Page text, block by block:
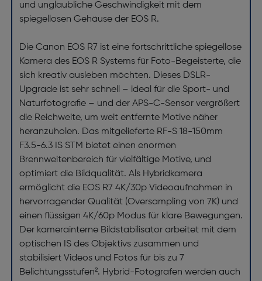
und unglaubliche Geschwindigkeit mit dem
spiegellosen Gehäuse der EOS R.
Die Canon EOS R7 ist eine fortschrittliche spiegellose
Kamera des EOS R Systems für Foto-Begeisterte, die
sich kreativ ausleben möchten. Dieses DSLR-
Upgrade ist sehr schnell – ideal für die Sport- und
Naturfotografie – und der APS-C-Sensor vergrößert
die Reichweite, um weit entfernte Motive näher
heranzuholen. Das mitgelieferte RF-S 18-150mm
F3.5-6.3 IS STM bietet einen enormen
Brennweitenbereich für vielfältige Motive, und
optimiert die Bildqualität. Als Hybridkamera
ermöglicht die EOS R7 4K/30p Videoaufnahmen in
hervorragender Qualität (Oversampling von 7K) und
einen flüssigen 4K/60p Modus für klare Bewegungen.
Der kamerainterne Bildstabilisator arbeitet mit dem
optischen IS des Objektivs zusammen und
stabilisiert Videos und Fotos für bis zu 7
Belichtungsstufen². Hybrid-Fotografen werden auch